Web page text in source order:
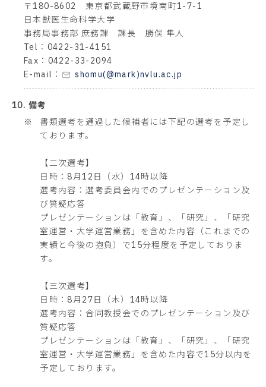
〒180-8602 東京都武蔵野市境南町1-7-1
日本獣医生命科学大学
事務局事務部 庶務課 課長 勝俣 隼人
Tel：0422-31-4151
Fax：0422-33-2094
E-mail：
shomu(@mark)nvlu.ac.jp
10. 備考
※
書類選考を通過した候補者には下記の選考を予定し
ております。
【二次選考】
日時：8月12日（水）14時以降
選考内容：選考委員会内でのプレゼンテーション及
び質疑応答
プレゼンテーションは「教育」、「研究」、「研究
室運営・大学運営業務」を含めた内容（これまでの
実績と今後の抱負）で15分程度を予定しておりま
す。
【三次選考】
日時：8月27日（木）14時以降
選考内容：合同教授会でのプレゼンテーション及び
質疑応答
プレゼンテーションは「教育」、「研究」、「研究
室運営・大学運営業務」を含めた内容で15分以内を
予定しております。